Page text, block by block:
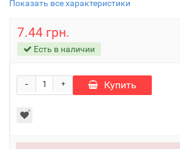
Показать все характеристики
7.44 грн.
Есть в наличии
+
- Купить